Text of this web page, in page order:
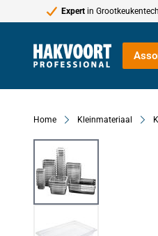
Expert in
Home Kleinmateriaal